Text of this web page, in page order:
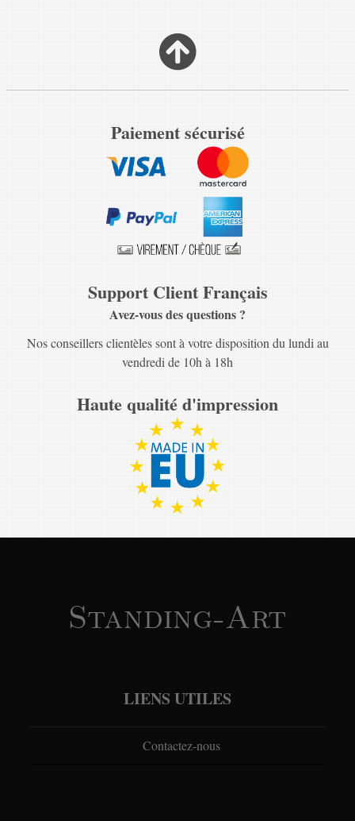
Paiement sécurisé
Support Client Français
Avez-vous des questions ?
Nos conseillers clientèles sont à votre disposition du lundi au
vendredi de 10h à 18h
Haute qualité d'impression
Standing-Art
LIENS UTILES
Contactez-nous